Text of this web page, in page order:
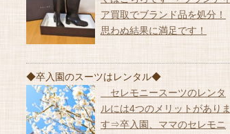
ア買取でブランド品を処分！
思わぬ結果に満足です！
◆卒入園のスーツはレンタル◆
セレモニースーツのレンタ
ルには4つのメリットがありま
す⇒卒入園、ママのセレモニ